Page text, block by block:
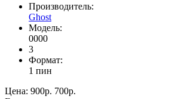
Производитель:
Ghost
Модель:
0000
3
Формат:
1 пин
Цена: 900р. 700р.